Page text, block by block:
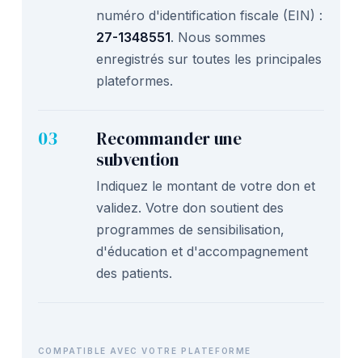
numéro d'identification fiscale (EIN) :
27-1348551. Nous sommes
enregistrés sur toutes les principales
plateformes.
03
Recommander une
subvention
Indiquez le montant de votre don et
validez. Votre don soutient des
programmes de sensibilisation,
d'éducation et d'accompagnement
des patients.
COMPATIBLE AVEC VOTRE PLATEFORME